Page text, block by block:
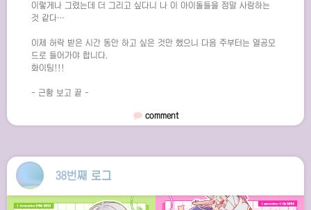
이렇게나 그렸는데 더 그리고 싶다니 나 이 아이돌들을 정말 사랑하는
것 같다…
이제 허락 받은 시간 동안 하고 싶은 것만 했으니 다음 주부터는 열공모
드로 들어가야 합니다.
화이팅!!!
- 근황 보고 끝 -
comment
38번째 로그